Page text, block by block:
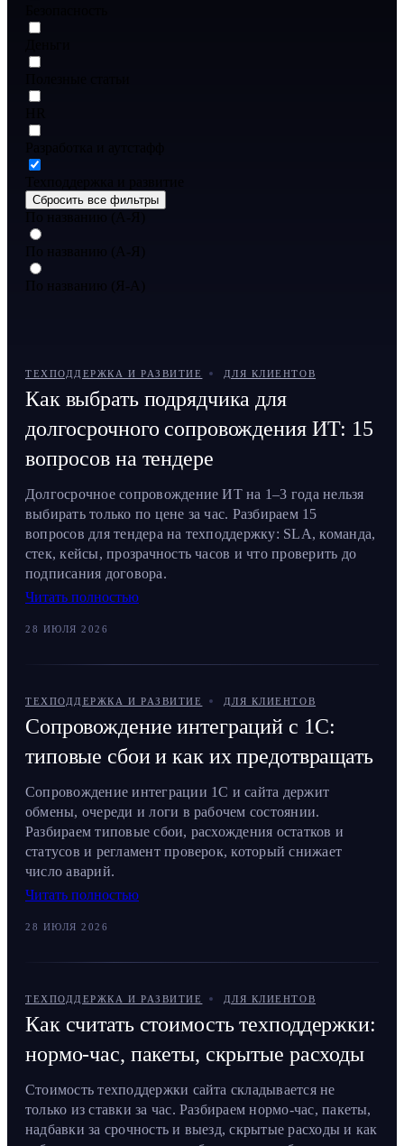
Сбросить все фильтры
По названию (А-Я)
По названию (А-Я)
По названию (Я-А)
ТЕХПОДДЕРЖКА И РАЗВИТИЕ ДЛЯ КЛИЕНТОВ
Как выбрать подрядчика для
долгосрочного сопровождения ИТ: 15
вопросов на тендере
Долгосрочное сопровождение ИТ на 1–3 года нельзя
выбирать только по цене за час. Разбираем 15
вопросов для тендера на техподдержку: SLA, команда,
стек, кейсы, прозрачность часов и что проверить до
подписания договора.
Читать полностью
28 ИЮЛЯ 2026
ТЕХПОДДЕРЖКА И РАЗВИТИЕ ДЛЯ КЛИЕНТОВ
Сопровождение интеграций с 1С:
типовые сбои и как их предотвращать
Сопровождение интеграции 1С и сайта держит
обмены, очереди и логи в рабочем состоянии.
Разбираем типовые сбои, расхождения остатков и
статусов и регламент проверок, который снижает
число аварий.
Читать полностью
28 ИЮЛЯ 2026
ТЕХПОДДЕРЖКА И РАЗВИТИЕ ДЛЯ КЛИЕНТОВ
Как считать стоимость техподдержки:
нормо-час, пакеты, скрытые расходы
Стоимость техподдержки сайта складывается не
только из ставки за час. Разбираем нормо-час, пакеты,
надбавки за срочность и выезд, скрытые расходы и как